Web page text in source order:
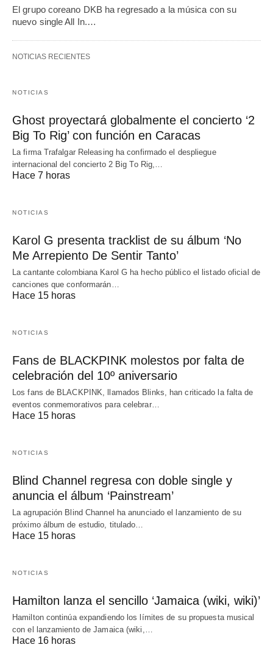
El grupo coreano DKB ha regresado a la música con su
nuevo single All In.…
NOTICIAS RECIENTES
NOTICIAS
Ghost proyectará globalmente el concierto ‘2
Big To Rig’ con función en Caracas
La firma Trafalgar Releasing ha confirmado el despliegue
internacional del concierto 2 Big To Rig,…
Hace 7 horas
NOTICIAS
Karol G presenta tracklist de su álbum ‘No
Me Arrepiento De Sentir Tanto’
La cantante colombiana Karol G ha hecho público el listado oficial de
canciones que conformarán…
Hace 15 horas
NOTICIAS
Fans de BLACKPINK molestos por falta de
celebración del 10º aniversario
Los fans de BLACKPINK, llamados Blinks, han criticado la falta de
eventos conmemorativos para celebrar…
Hace 15 horas
NOTICIAS
Blind Channel regresa con doble single y
anuncia el álbum ‘Painstream’
La agrupación Blind Channel ha anunciado el lanzamiento de su
próximo álbum de estudio, titulado…
Hace 15 horas
NOTICIAS
Hamilton lanza el sencillo ‘Jamaica (wiki, wiki)’
Hamilton continúa expandiendo los límites de su propuesta musical
con el lanzamiento de Jamaica (wiki,…
Hace 16 horas